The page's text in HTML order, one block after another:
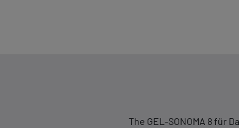
The GEL-SONOMA 8 für